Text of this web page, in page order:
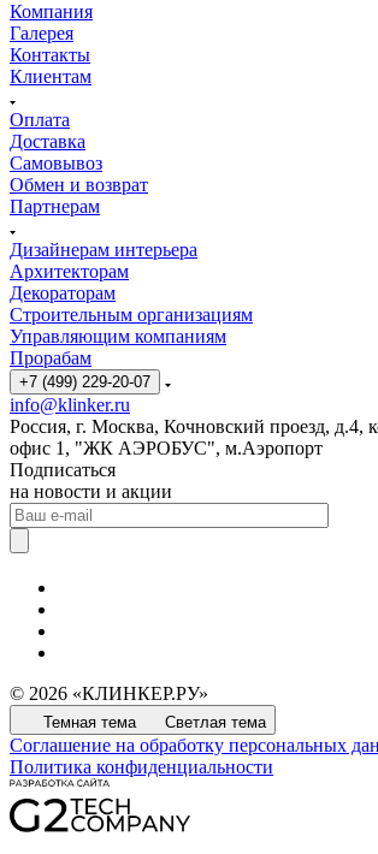
Компания
Галерея
Контакты
Клиентам
Оплата
Доставка
Самовывоз
Обмен и возврат
Партнерам
Дизайнерам интерьера
Архитекторам
Декораторам
Строительным организациям
Управляющим компаниям
Прорабам
+7 (499) 229-20-07
info@klinker.ru
Россия, г. Москва, Кочновский проезд, д.4,
офис 1, "ЖК АЭРОБУС", м.Аэропорт
Подписаться
на новости и акции
© 2026 «КЛИНКЕР.РУ»
Темная тема Светлая тема
Соглашение на обработку персональных
Политика конфиденциальности